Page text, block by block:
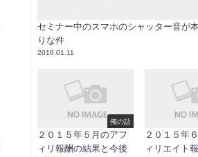
セミナー中のスマホのシャッター音が
りな件
2016.01.11
俺の話
２０１５年５月のアフ
ィリ報酬の結果と今後
２０１５年
ィリエイト